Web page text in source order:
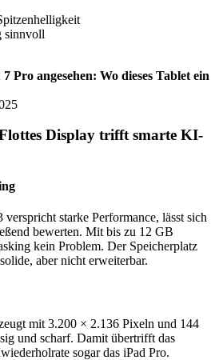
sinnvoll
Pro angesehen: Wo dieses Tablet ein
Display trifft smarte KI-
starke Performance, lässt sich
bewerten. Mit bis zu 12 GB
kein Problem. Der Speicherplatz
aber nicht erweiterbar.
mit 3.200 × 2.136 Pixeln und 144
und scharf. Damit übertrifft das
sogar das iPad Pro.